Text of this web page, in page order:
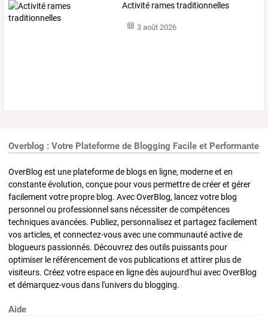
Activité rames traditionnelles
3 août 2026
Overblog : Votre Plateforme de Blogging Facile et Performante
OverBlog est une plateforme de blogs en ligne, moderne et en
constante évolution, conçue pour vous permettre de créer et gérer
facilement votre propre blog. Avec OverBlog, lancez votre blog
personnel ou professionnel sans nécessiter de compétences
techniques avancées. Publiez, personnalisez et partagez facilement
vos articles, et connectez-vous avec une communauté active de
blogueurs passionnés. Découvrez des outils puissants pour
optimiser le référencement de vos publications et attirer plus de
visiteurs. Créez votre espace en ligne dès aujourd'hui avec OverBlog
et démarquez-vous dans l'univers du blogging.
Aide